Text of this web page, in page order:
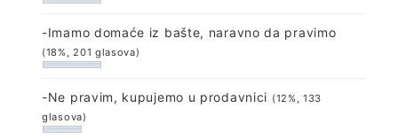
-Imamo domaće iz bašte, naravno da pravimo
(18%, 201 glasova)
-Ne pravim, kupujemo u prodavnici (12%, 133
glasova)